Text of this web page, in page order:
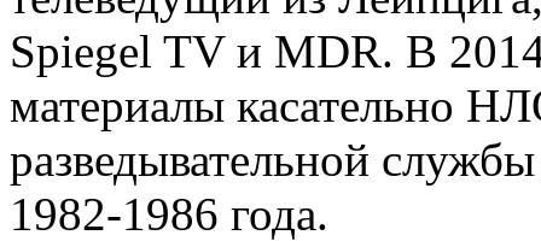
Spiegel TV и MDR. В
материалы касательно
разведывательной
1982-1986 года.